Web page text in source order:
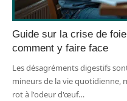
Guide sur la crise de
comment y faire face
Les désagréments digestifs
mineurs de la vie quotidienne,
rot à l'odeur d'œuf…